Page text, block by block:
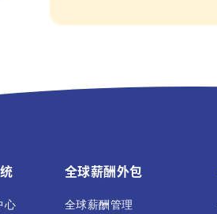
心
全球薪酬外包
全球薪酬管理